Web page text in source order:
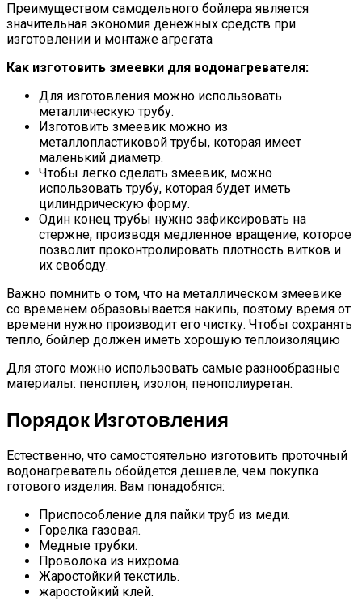
Преимуществом самодельного бойлера является
значительная экономия денежных средств при
изготовлении и монтаже агрегата
Как изготовить змеевки для водонагревателя:
Для изготовления можно использовать
металлическую трубу.
Изготовить змеевик можно из
металлопластиковой трубы, которая имеет
маленький диаметр.
Чтобы легко сделать змеевик, можно
использовать трубу, которая будет иметь
цилиндрическую форму.
Один конец трубы нужно зафиксировать на
стержне, производя медленное вращение, которое
позволит проконтролировать плотность витков и
их свободу.
Важно помнить о том, что на металлическом змеевике
со временем образовывается накипь, поэтому время от
времени нужно производит его чистку. Чтобы сохранять
тепло, бойлер должен иметь хорошую теплоизоляцию
Для этого можно использовать самые разнообразные
материалы: пеноплен, изолон, пенополиуретан.
Порядок Изготовления
Естественно, что самостоятельно изготовить проточный
водонагреватель обойдется дешевле, чем покупка
готового изделия. Вам понадобятся:
Приспособление для пайки труб из меди.
Горелка газовая.
Медные трубки.
Проволока из нихрома.
Жаростойкий текстиль.
жаростойкий клей.